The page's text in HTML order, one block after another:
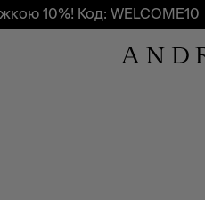
WELCOME10 Перше